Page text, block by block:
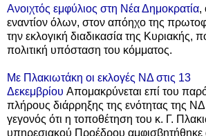
Ανοιχτός εμφύλιος στη Νέα Δημοκρατία,
εναντίον όλων, στον απόηχο της
την εκλογική διαδικασία της Κυριακής,
πολιτική υπόσταση του κόμματος.
Με Πλακιωτάκη οι εκλογές ΝΔ στις 13
Δεκεμβρίου Απομακρύνεται επί του
πλήρους διάρρηξης της ενότητας της
γεγονός ότι η τοποθέτηση του κ. Γ.
υπηρεσιακού Προέδρου αμφισβητήθηκε